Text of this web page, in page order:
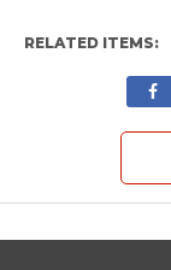
RELATED ITEMS: